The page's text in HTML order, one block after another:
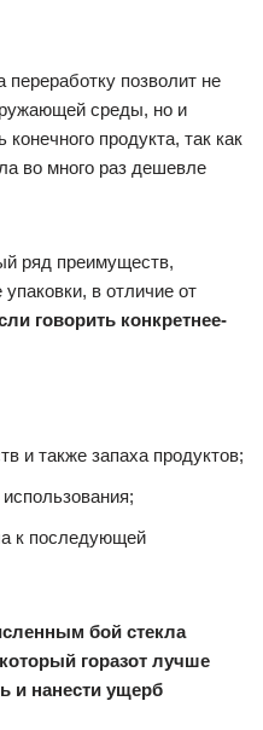
позволит не
среды, но и
продукта, так как
во много раз дешевле
ряд преимуществ,
в отличие от
говорить конкретнее-
и также запаха продуктов;
к последующей
бой стекла
горазот лучше
и нанести ущерб